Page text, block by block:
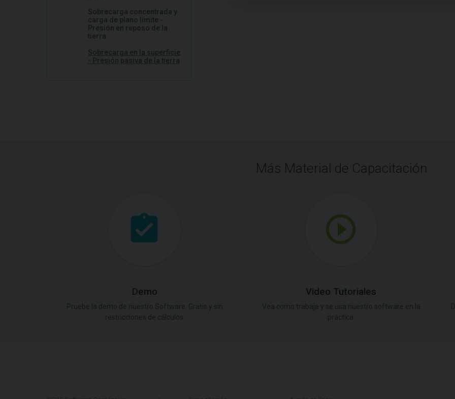
Sobrecarga concentrada y
carga de plano límite -
Presión en reposo de la
tierra
Sobrecarga en la superficie
- Presión pasiva de la tierra
Más Material de Capacitación
Demo Video Tutoriales